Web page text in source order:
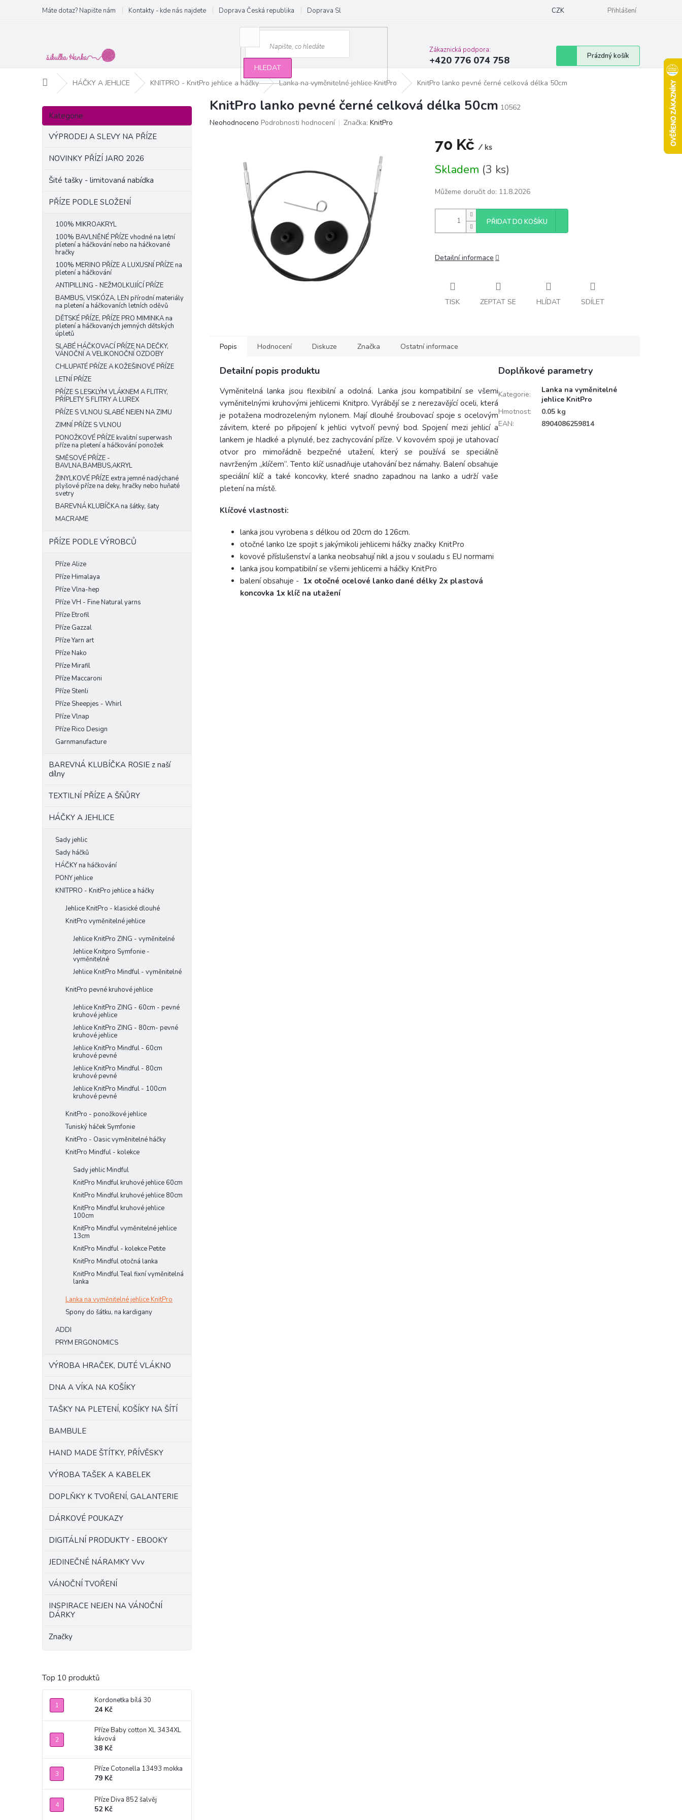
obsah
Máte dotaz? Napište nám Kontakty - kde nás najdete Doprava Česká republika Doprava Slovensko a EU Podmínky ochrany osobních údajů Moje objednávka
CZK Přihlášení
HLEDAT
Zákaznická podpora:
+420 776 074 758
Nákupní
košík
Prázdný košík
Domů HÁČKY A JEHLICE KNITPRO - KnitPro jehlice a háčky Lanka na vyměnitelné jehlice KnitPro KnitPro lanko pevné černé celková délka 50cm
P
s
Přeskočit
kategorie
Kategorie
VÝPRODEJ A SLEVY NA PŘÍZE
NOVINKY PŘÍZÍ JARO 2026
Šité tašky - limitovaná nabídka
PŘÍZE PODLE SLOŽENÍ
100% MIKROAKRYL
100% BAVLNĚNÉ PŘÍZE vhodné na letní
pletení a háčkování nebo na háčkované
hračky
100% MERINO PŘÍZE A LUXUSNÍ PŘÍZE na
pletení a háčkování
ANTIPILLING - NEŽMOLKUJÍCÍ PŘÍZE
BAMBUS, VISKÓZA, LEN přírodní materiály
na pletení a háčkovaních letních oděvů
DĚTSKÉ PŘÍZE, PŘÍZE PRO MIMINKA na
pletení a háčkovaných jemných dětských
úpletů
SLABÉ HÁČKOVACÍ PŘÍZE NA DEČKY,
VÁNOČNÍ A VELIKONOČNÍ OZDOBY
CHLUPATÉ PŘÍZE A KOŽEŠINOVÉ PŘÍZE
LETNÍ PŘÍZE
PŘÍZE S LESKLÝM VLÁKNEM A FLITRY,
PŘÍPLETY S FLITRY A LUREX
PŘÍZE S VLNOU SLABÉ NEJEN NA ZIMU
ZIMNÍ PŘÍZE S VLNOU
PONOŽKOVÉ PŘÍZE kvalitní superwash
příze na pletení a háčkování ponožek
SMĚSOVÉ PŘÍZE -
BAVLNA,BAMBUS,AKRYL
ŽINYLKOVÉ PŘÍZE extra jemné nadýchané
plyšové příze na deky, hračky nebo huňaté
svetry
BAREVNÁ KLUBÍČKA na šátky, šaty
MACRAME
PŘÍZE PODLE VÝROBCŮ
Příze Alize
Příze Himalaya
Příze Vlna-hep
Příze VH - Fine Natural yarns
Příze Etrofil
Příze Gazzal
Příze Yarn art
Příze Nako
Příze Mirafil
Příze Maccaroni
Příze Stenli
Příze Sheepjes - Whirl
Příze Vlnap
Příze Rico Design
Garnmanufacture
BAREVNÁ KLUBÍČKA ROSIE z naší
dílny
TEXTILNÍ PŘÍZE A ŠŇŮRY
HÁČKY A JEHLICE
Sady jehlic
Sady háčků
HÁČKY na háčkování
PONY jehlice
KNITPRO - KnitPro jehlice a háčky
Jehlice KnitPro - klasické dlouhé
KnitPro vyměnitelné jehlice
Jehlice KnitPro ZING - vyměnitelné
Jehlice Knitpro Symfonie -
vyměnitelné
Jehlice KnitPro Mindful - vyměnitelné
KnitPro pevné kruhové jehlice
Jehlice KnitPro ZING - 60cm - pevné
kruhové jehlice
Jehlice KnitPro ZING - 80cm- pevné
kruhové jehlice
Jehlice KnitPro Mindful - 60cm
kruhové pevné
Jehlice KnitPro Mindful - 80cm
kruhové pevné
Jehlice KnitPro Mindful - 100cm
kruhové pevné
KnitPro - ponožkové jehlice
Tuniský háček Symfonie
KnitPro - Oasic vyměnitelné háčky
KnitPro Mindful - kolekce
Sady jehlic Mindful
KnitPro Mindful kruhové jehlice 60cm
KnitPro Mindful kruhové jehlice 80cm
KnitPro Mindful kruhové jehlice
100cm
KnitPro Mindful vyměnitelné jehlice
13cm
KnitPro Mindful - kolekce Petite
KnitPro Mindful otočná lanka
KnitPro Mindful Teal fixní vyměnitelná
lanka
Lanka na vyměnitelné jehlice KnitPro
Spony do šátku, na kardigany
ADDI
PRYM ERGONOMICS
VÝROBA HRAČEK, DUTÉ VLÁKNO
DNA A VÍKA NA KOŠÍKY
TAŠKY NA PLETENÍ, KOŠÍKY NA ŠÍTÍ
BAMBULE
HAND MADE ŠTÍTKY, PŘÍVĚSKY
VÝROBA TAŠEK A KABELEK
DOPLŇKY K TVOŘENÍ, GALANTERIE
DÁRKOVÉ POUKAZY
DIGITÁLNÍ PRODUKTY - EBOOKY
JEDINEČNÉ NÁRAMKY Vvv
VÁNOČNÍ TVOŘENÍ
INSPIRACE NEJEN NA VÁNOČNÍ
DÁRKY
Značky
Top 10 produktů
Kordonetka bílá 30
24 Kč
Příze Baby cotton XL 3434XL
kávová
38 Kč
Příze Cotonella 13493 mokka
79 Kč
Příze Diva 852 šalvěj
52 Kč
KnitPro lanko pevné černé celková délka 50cm 10562
Průměrné
Neohodnoceno Podrobnosti hodnocení Značka: KnitPro
70 Kč / ks
cena:
Skladem (3 ks)
Můžeme doručit do: 11.8.2026
PŘIDAT DO KOŠÍKU
Detailní informace
TISK ZEPTAT SE HLÍDAT SDÍLET
Popis Hodnocení Diskuze Značka Ostatní informace
Detailní popis produktu
Vyměnitelná lanka jsou flexibilní a odolná. Lanka jsou kompatibilní se všemi
vyměnitelnými kruhovými jehlicemi Knitpro. Vyrábějí se z nerezavějící oceli, která
je potažena modrozeleným nylonem. Mají dlouhé šroubovací spoje s ocelovým
závitem, které po připojení k jehlici vytvoří pevný bod. Spojení mezi jehlicí a
lankem je hladké a plynulé, bez zachycování příze. V kovovém spoji je utahovací
otvor pro mimořádně bezpečné utažení, který se používá se speciálně
navrženým „klíčem“. Tento klíč usnadňuje utahování bez námahy. Balení obsahuje
speciální klíč a také koncovky, které snadno zapadnou na lanko a udrží vaše
pletení na místě.
Klíčové vlastnosti:
lanka jsou vyrobena s délkou od 20cm do 126cm.
otočné lanko lze spojit s jakýmikoli jehlicemi háčky značky KnitPro
kovové příslušenství a lanka neobsahují nikl a jsou v souladu s EU normami
lanka jsou kompatibilní se všemi jehlicemi a háčky KnitPro
balení obsahuje - 1x otočné ocelové lanko dané délky 2x plastová
koncovka 1x klíč na utažení
Doplňkové parametry
Kategorie:
Lanka na vyměnitelné
jehlice KnitPro
Hmotnost:
0.05 kg
EAN: 8904086259814